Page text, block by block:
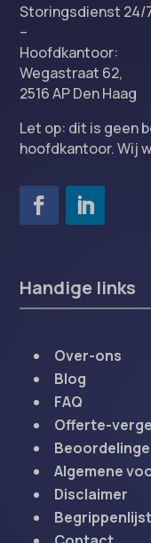
Storingsdienst 24/
–
Hoofdkantoor:
Wegastraat 62,
2516 AP Den Haag
Let op: dit is geen
hoofdkantoor. Wij
Handige links
Over-ons
Blog
FAQ
Offerte-
Algemene
Disclaimer
Begrippenlijst